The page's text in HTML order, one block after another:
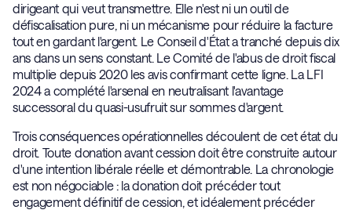
dirigeant qui veut transmettre. Elle n'est ni un outil de
défiscalisation pure, ni un mécanisme pour réduire la facture
tout en gardant l'argent. Le Conseil d'État a tranché depuis dix
ans dans un sens constant. Le Comité de l'abus de droit fiscal
multiplie depuis 2020 les avis confirmant cette ligne. La LFI
2024 a complété l'arsenal en neutralisant l'avantage
successoral du quasi-usufruit sur sommes d'argent.
Trois conséquences opérationnelles découlent de cet état du
droit. Toute donation avant cession doit être construite autour
d'une intention libérale réelle et démontrable. La chronologie
est non négociable : la donation doit précéder tout
engagement définitif de cession, et idéalement précéder